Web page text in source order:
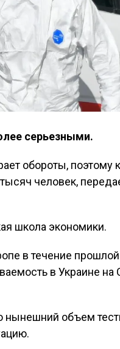
серьезными.
обороты, поэтому
человек,
школа экономики.
в течение
в Украине на
объем